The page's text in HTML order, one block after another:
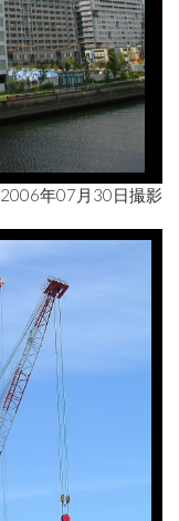
2006年07月30日撮影